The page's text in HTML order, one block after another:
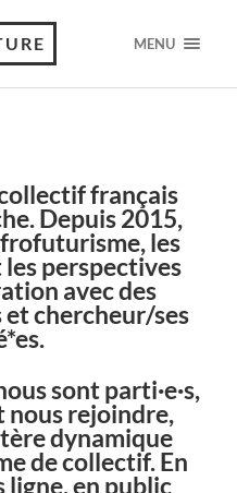
MENU
français
Depuis 2015,
les
perspectives
avec des
chercheur/ses
sont parti·e·s,
nous rejoindre,
dynamique
de collectif. En
ligne, en public